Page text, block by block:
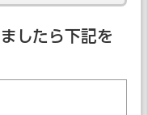
したら下記を